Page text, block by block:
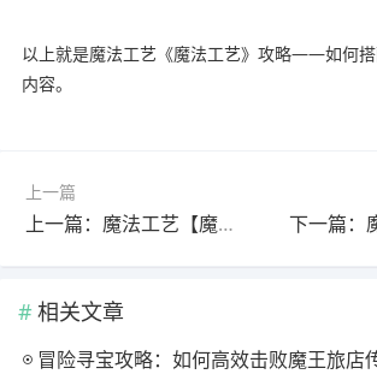
以上就是魔法工艺《魔法工艺》攻略——如何
内容。
上一篇
上一篇：魔法工艺【魔法工艺】九宫格踩灯解密技巧
相关文章
冒险寻宝攻略：如何高效击败魔王旅店